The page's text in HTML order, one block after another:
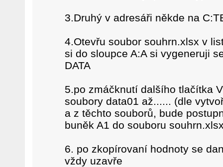
3.Druhý v adresáři někde na
4.Otevřu soubor souhrn.xlsx v
si do sloupce A:A si vygeneruji
DATA
5.po zmáčknutí dalšího tlačítka
soubory data01 až...... (dle
a z těchto souborů, bude
buněk A1 do souboru
6. po zkopírovaní hodnoty se
vždy uzavře